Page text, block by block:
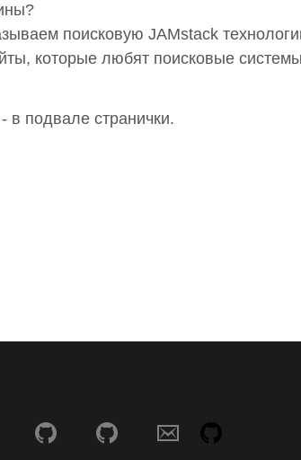
поисковую JAMstack
которые любят поисковые
в подвале странички.